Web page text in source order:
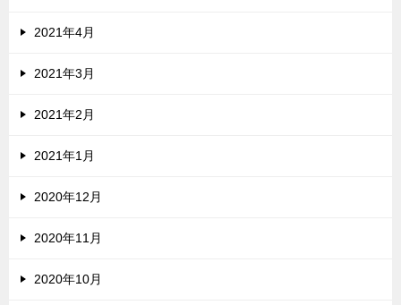
2021年4月
2021年3月
2021年2月
2021年1月
2020年12月
2020年11月
2020年10月